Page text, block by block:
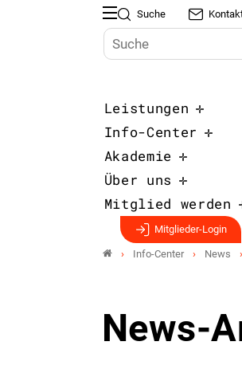
Suche
Leistungen
Info-Center
Akademie
Über uns
Mitglied werden
Mitglieder-Login
Info-Center News
News-